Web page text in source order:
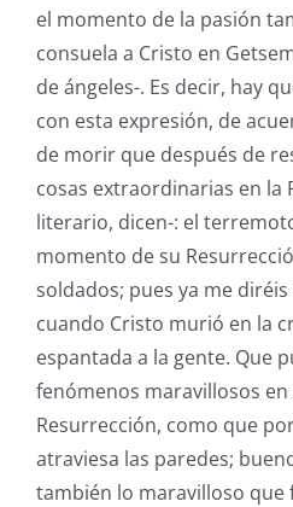
el momento de la pasión
consuela a Cristo en
de ángeles-. Es decir, hay
con esta expresión, de
de morir que después de
cosas extraordinarias en la
literario, dicen-: el
momento de su
soldados; pues ya me
cuando Cristo murió en la
espantada a la gente. Que
fenómenos maravillosos
Resurrección, como que
atraviesa las paredes;
también lo maravilloso que